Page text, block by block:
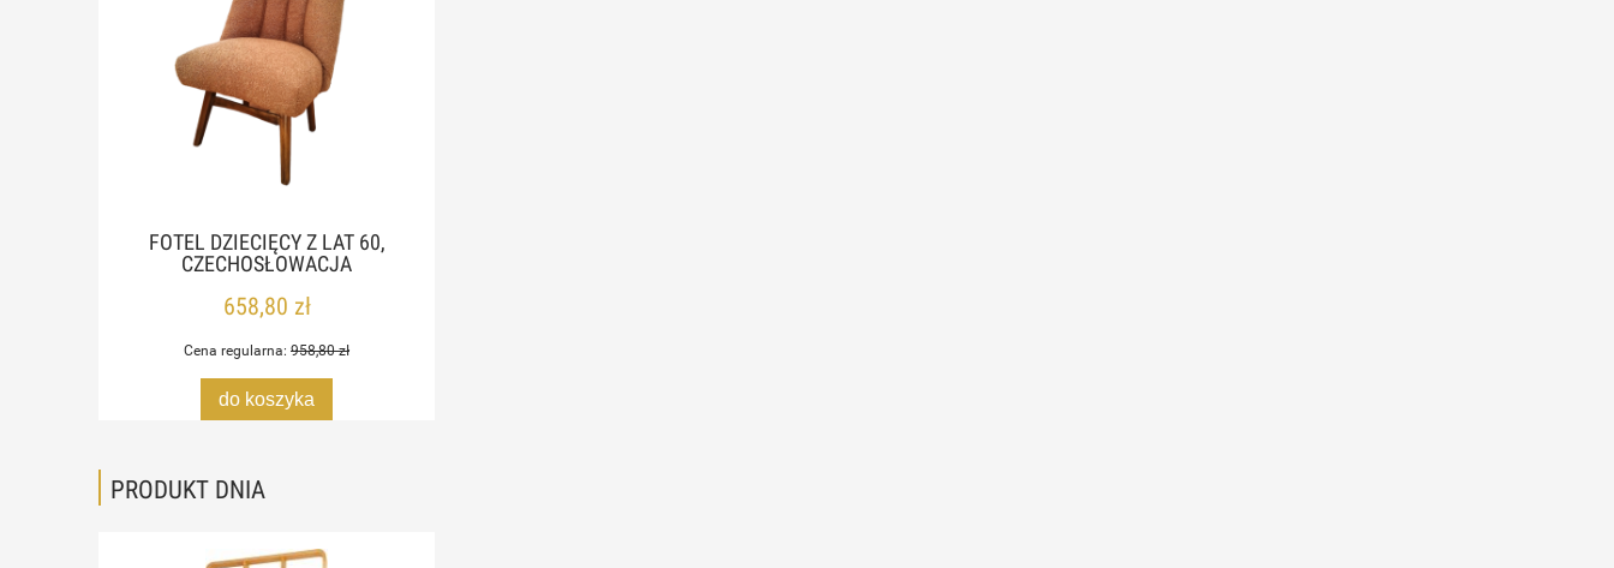
FOTEL DZIECIĘCY Z LAT 60,
CZECHOSŁOWACJA
658,80 zł
Cena regularna: 958,80 zł
do koszyka
PRODUKT DNIA